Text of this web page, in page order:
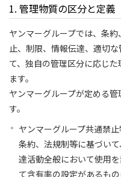
1. 管理物質の区分と定義
ヤンマーグループでは、条
止、制限、情報伝達、適切
て、独自の管理区分に応じ
ます。
ヤンマーグループが定める
す。
ヤンマーグループ共通禁止
条約、法規制等に基づい
達活動全般において使用
て含有率の設定があるも